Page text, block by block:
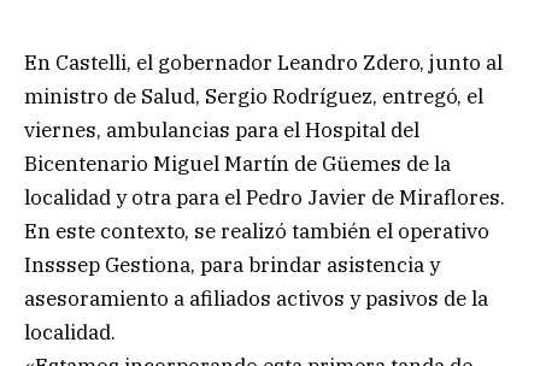
En Castelli, el gobernador Leandro Zdero, junto al
ministro de Salud, Sergio Rodríguez, entregó, el
viernes, ambulancias para el Hospital del
Bicentenario Miguel Martín de Güemes de la
localidad y otra para el Pedro Javier de Miraflores.
En este contexto, se realizó también el operativo
Insssep Gestiona, para brindar asistencia y
asesoramiento a afiliados activos y pasivos de la
localidad.